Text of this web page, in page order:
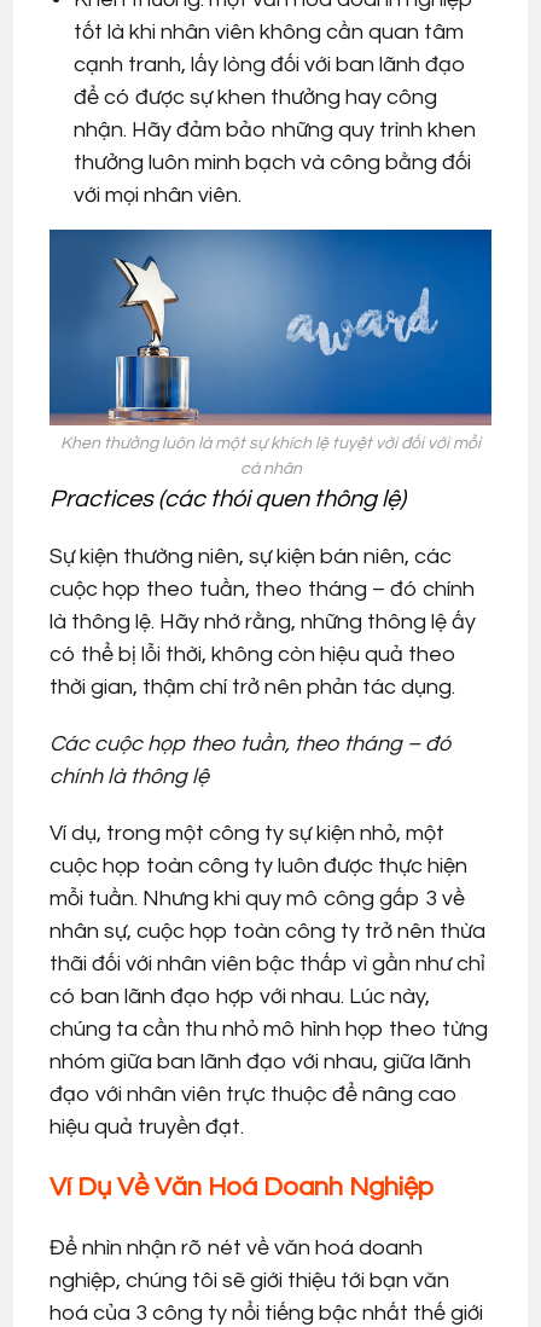
tốt là khi nhân viên không cần quan tâm
cạnh tranh, lấy lòng đối với ban lãnh đạo
để có được sự khen thưởng hay công
nhận. Hãy đảm bảo những quy trình khen
thưởng luôn minh bạch và công bằng đối
với mọi nhân viên.
Khen thưởng luôn là một sự khích lệ tuyệt vời đối với mỗi
cá nhân
Practices (các thói quen thông lệ)
Sự kiện thường niên, sự kiện bán niên, các
cuộc họp theo tuần, theo tháng – đó chính
là thông lệ. Hãy nhớ rằng, những thông lệ ấy
có thể bị lỗi thời, không còn hiệu quả theo
thời gian, thậm chí trở nên phản tác dụng.
Các cuộc họp theo tuần, theo tháng – đó
chính là thông lệ
Ví dụ, trong một công ty sự kiện nhỏ, một
cuộc họp toàn công ty luôn được thực hiện
mỗi tuần. Nhưng khi quy mô công gấp 3 về
nhân sự, cuộc họp toàn công ty trở nên thừa
thãi đối với nhân viên bậc thấp vì gần như chỉ
có ban lãnh đạo hợp với nhau. Lúc này,
chúng ta cần thu nhỏ mô hình họp theo từng
nhóm giữa ban lãnh đạo với nhau, giữa lãnh
đạo với nhân viên trực thuộc để nâng cao
hiệu quả truyền đạt.
Ví Dụ Về Văn Hoá Doanh Nghiệp
Để nhìn nhận rõ nét về văn hoá doanh
nghiệp, chúng tôi sẽ giới thiệu tới bạn văn
hoá của 3 công ty nổi tiếng bậc nhất thế giới